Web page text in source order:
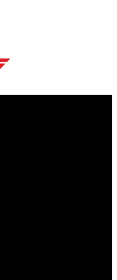
use cookies to personalize
use of our site with our social